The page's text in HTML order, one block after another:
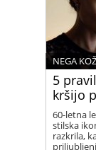
5
kršijo
NEGA
60-letna
stilska
razkrila,